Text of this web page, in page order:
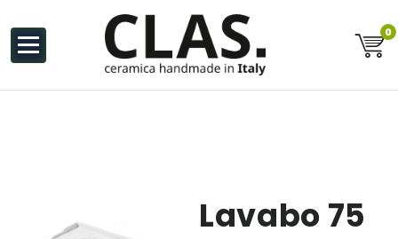
contenuto
0
Lavabo 75